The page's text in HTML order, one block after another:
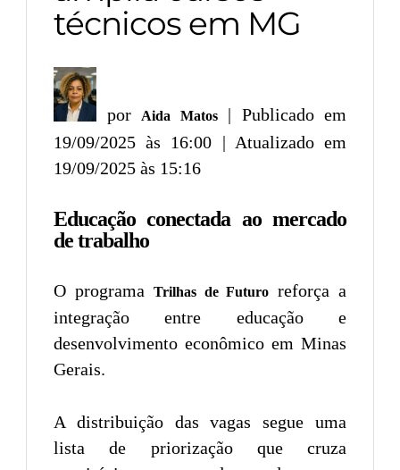
técnicos em MG
por Aida Matos| Publicado em
19/09/2025 às 16:00 | Atualizado em
19/09/2025 às 15:16
Educação conectada ao mercado
de trabalho
O programa Trilhas de Futuro reforça a
integração entre educação e
desenvolvimento econômico em Minas
Gerais.
A distribuição das vagas segue uma
lista de priorização que cruza